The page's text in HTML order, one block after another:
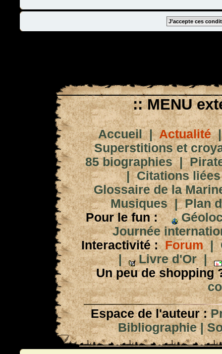
:: MENU
Accueil|Actualité
Superstitions et
85 biographies|
|Citations
Glossaire de la
Musiques|Plan
Pour le fun :
Journée
Interactivité : Forum|
|
Livre d'Or|
Un peu de shopping
Espace de l'auteur :
Bibliographie|